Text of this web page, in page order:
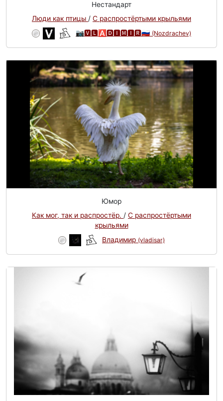
Нестандарт
Люди как птицы / С распростёртыми крыльями
📷🆅🅻🅰🅳🅸🅼🅸🆁🇷🇺 (Nozdrachev)
Юмор
Как мог, так и распростёр. / С распростёртыми
крыльями
Владимир (vladisar)